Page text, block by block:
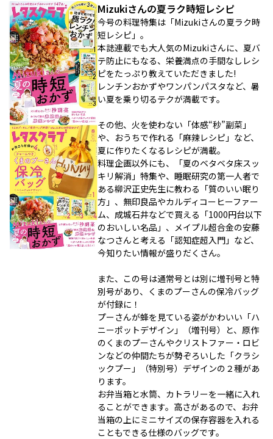
Mizukiさんの夏ラク時短レシピ
今号の料理特集は「Mizukiさんの夏ラク時
短レシピ」。
本誌連載でも大人気のMizukiさんに、夏バ
テ防止にもなる、栄養満点の手間なしレシ
ピをたっぷり教えていただきました!
レンチンおかずやワンパンパスタなど、暑
い夏を乗り切るテクが満載です。
その他、火を使わない「体感“秒”副菜」
や、おうちで作れる「麻辣レシピ」など、
夏に作りたくなるレシピが満載。
料理企画以外にも、「夏のベタベタ床スッ
キリ解消」特集や、睡眠研究の第一人者で
ある柳沢正史先生に教わる「質のいい眠り
方」、無印良品やカルディコーヒーファー
ム、成城石井などで買える「1000円台以下
のおいしい名品」、メイプル超合金の安藤
なつさんと考える「認知症超入門」など、
今知りたい情報が盛りだくさん。
また、この号は通常号とは別に増刊号と特
別号があり、くまのプーさんの保冷バッグ
が付録に！
プーさんが蜂を見ている姿がかわいい「ハ
ニーポットデザイン」（増刊号）と、原作
のくまのプーさんやクリストファー・ロビ
ンなどの仲間たちが勢ぞろいした「クラシ
ックプー」（特別号）デザインの２種があ
ります。
お弁当箱と水筒、カトラリーを一緒に入れ
ることができます。高さがあるので、お弁
当箱の上にミニサイズの保存容器を入れる
こともできる仕様のバッグです。